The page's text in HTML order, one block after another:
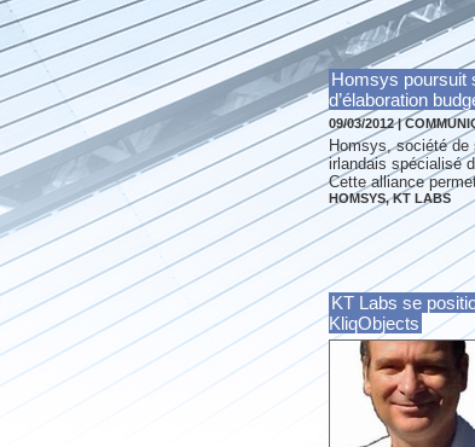
Homsys poursuit
d’élaboration
09/03/2012|
Homsys, société de
irlandais spécialisé
Cette alliance
HOMSYS,KT LABS
KT Labs se
KliqObjects